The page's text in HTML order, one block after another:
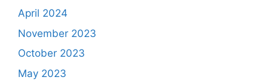
April 2024
November 2023
October 2023
May 2023